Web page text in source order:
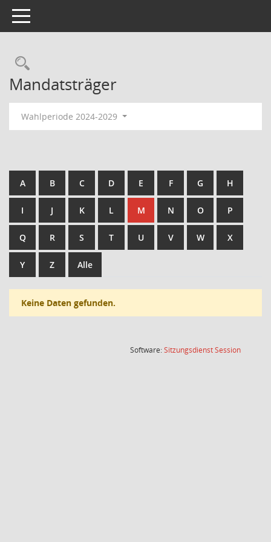
Toggle navigation
Rechercheauswahl
Mandatsträger
Wahlperiode 2024-2029
A B C D E F G H
I J K L M N O P
Q R S T U V W X
Y Z Alle
Keine Daten gefunden.
Software:SitzungsdienstSession(Wird in